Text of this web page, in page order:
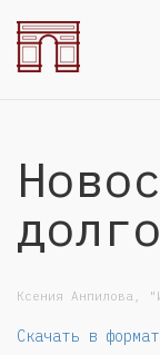
Ксения Анпилова,
Скачать в